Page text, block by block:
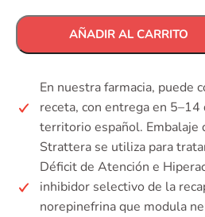
AÑADIR AL CARRITO
En nuestra farmacia, puede
receta, con entrega en
territorio español. Embalaje
Strattera se utiliza para
Déficit de Atención e
inhibidor selectivo de la
norepinefrina que modula